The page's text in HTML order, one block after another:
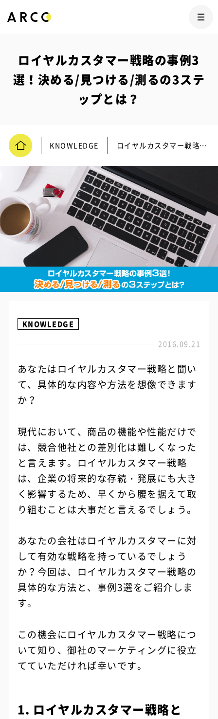
ロイヤルカスタマー戦略の事例3
選！決める/見つける/測るの3ステ
ップとは？
KNOWLEDGE ロイヤルカスタマー戦略の事例3選！決める/見つける/測るの3ステップとは？
KNOWLEDGE
2016.09.21
あなたはロイヤルカスタマー戦略と聞い
て、具体的な内容や方法を想像できます
か？
現代において、商品の機能や性能だけで
は、競合他社との差別化は難しくなった
と言えます。ロイヤルカスタマー戦略
は、企業の将来的な存続・発展にも大き
く影響するため、早くから腰を据えて取
り組むことは大事だと言えるでしょう。
あなたの会社はロイヤルカスタマーに対
して有効な戦略を持っているでしょう
か？今回は、ロイヤルカスタマー戦略の
具体的な方法と、事例3選をご紹介しま
す。
この機会にロイヤルカスタマー戦略につ
いて知り、御社のマーケティングに役立
てていただければ幸いです。
1. ロイヤルカスタマー戦略と